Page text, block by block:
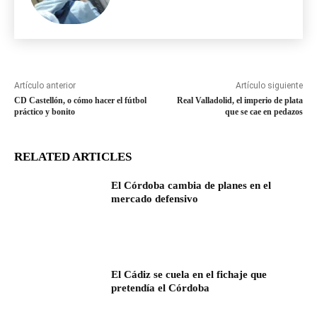
Artículo anterior
CD Castellón, o cómo hacer el fútbol
práctico y bonito
Artículo siguiente
Real Valladolid, el imperio de plata
que se cae en pedazos
RELATED ARTICLES
El Córdoba cambia de planes en el
mercado defensivo
El Cádiz se cuela en el fichaje que
pretendía el Córdoba